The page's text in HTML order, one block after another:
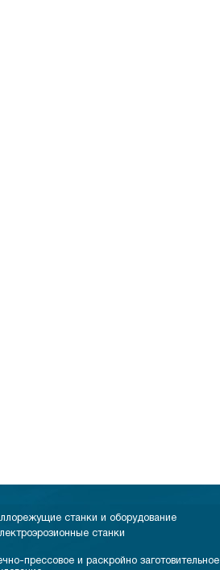
станки и оборудование
станки
прессовое и раскройно заготовительное